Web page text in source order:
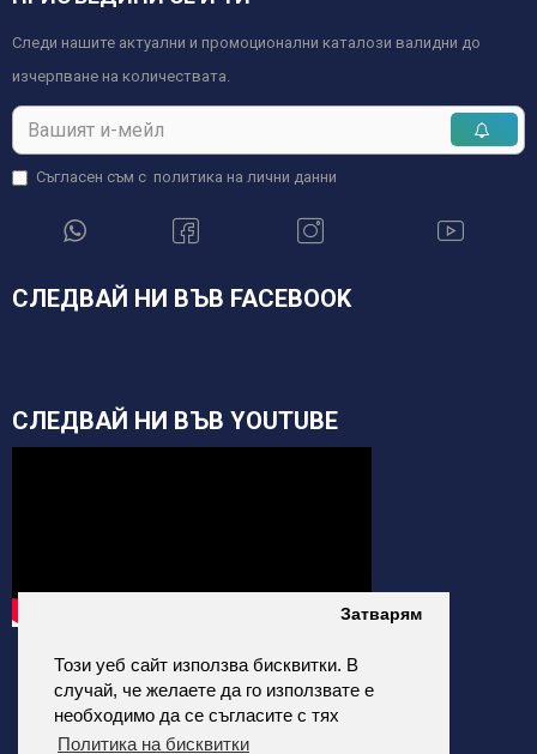
Този уеб сайт използва бисквитки. В
случай, че желаете да го използвате е
необходимо да се съгласите с тях
Политика на бисквитки
Затварям
Следи нашите актуални и промоционални каталози валидни до
изчерпване на количествата.
Съгласен съм с политика на лични данни
СЛЕДВАЙ НИ ВЪВ FACEBOOK
СЛЕДВАЙ НИ ВЪВ YOUTUBE